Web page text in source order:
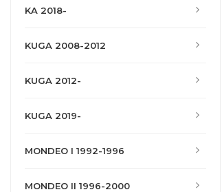
KA 2018-
KUGA 2008-2012
KUGA 2012-
KUGA 2019-
MONDEO I 1992-1996
MONDEO II 1996-2000